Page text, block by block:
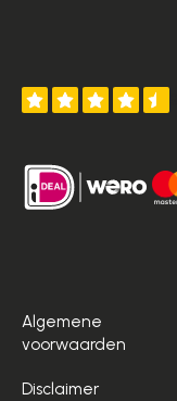
Algemene
voorwaarden
Disclaimer